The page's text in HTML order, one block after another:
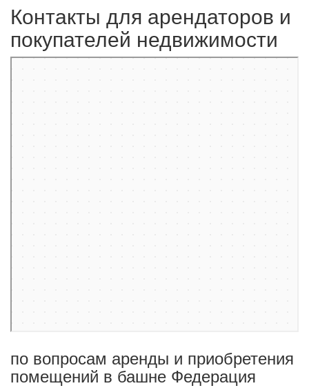
Контакты для арендаторов и
покупателей недвижимости
по вопросам аренды и приобретения
помещений в башне Федерация